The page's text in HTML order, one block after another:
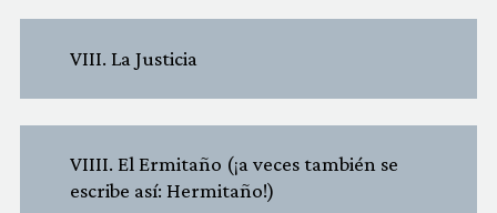
VIII. La Justicia
VIIII. El Ermitaño (¡a veces también se
escribe así: Hermitaño!)